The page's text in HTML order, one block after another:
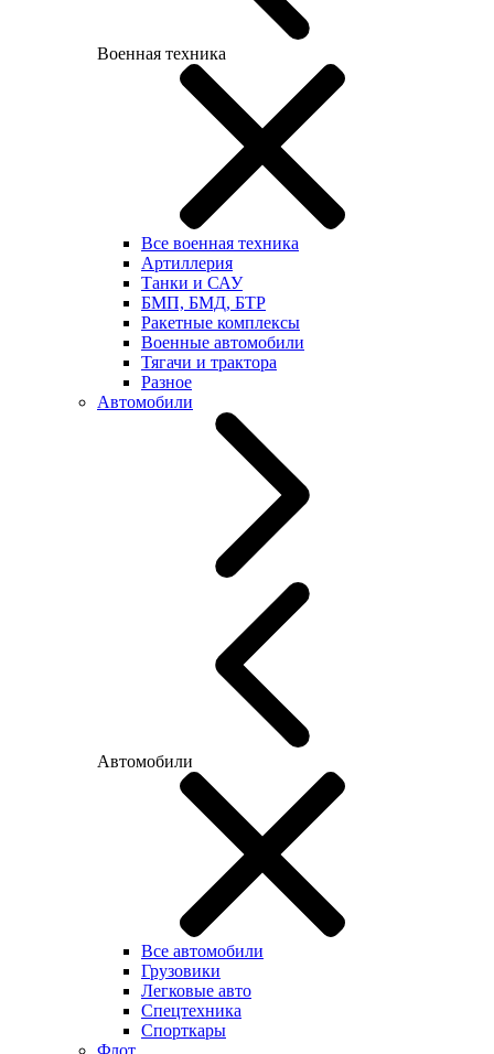
Военная техника
Все военная техника
Артиллерия
Танки и САУ
БМП, БМД, БТР
Ракетные комплексы
Военные автомобили
Тягачи и трактора
Разное
Автомобили
Автомобили
Все автомобили
Грузовики
Легковые авто
Спецтехника
Спорткары
Флот